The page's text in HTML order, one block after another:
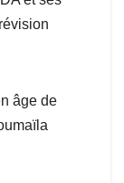
âge de